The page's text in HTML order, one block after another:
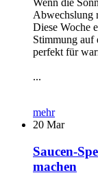
Abwechslung
Diese Woche
Stimmung auf
perfekt für
...
mehr
20 Mar
Saucen-
machen